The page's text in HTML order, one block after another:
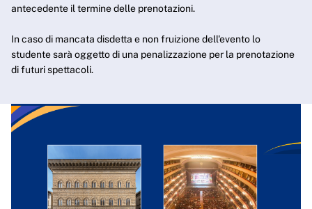
antecedente il termine delle prenotazioni.
In caso di mancata disdetta e non fruizione dell'evento lo
studente sarà oggetto di una penalizzazione per la prenotazione
di futuri spettacoli.